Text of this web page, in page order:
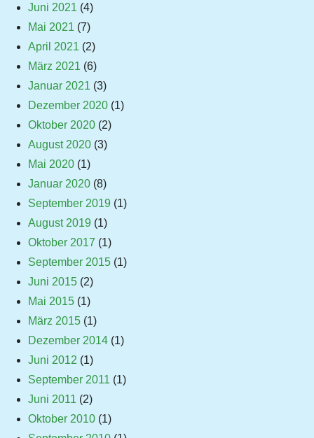
Juni 2021 (4)
Mai 2021 (7)
April 2021 (2)
März 2021 (6)
Januar 2021 (3)
Dezember 2020 (1)
Oktober 2020 (2)
August 2020 (3)
Mai 2020 (1)
Januar 2020 (8)
September 2019 (1)
August 2019 (1)
Oktober 2017 (1)
September 2015 (1)
Juni 2015 (2)
Mai 2015 (1)
März 2015 (1)
Dezember 2014 (1)
Juni 2012 (1)
September 2011 (1)
Juni 2011 (2)
Oktober 2010 (1)